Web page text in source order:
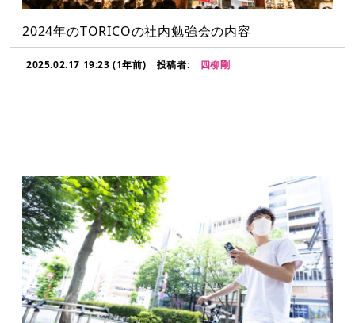
2024年のTORICOの社内勉強会の内容
2025.02.17 19:23 (1年前) 投稿者: 四柳剛